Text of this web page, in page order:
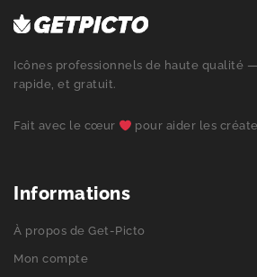
Icônes professionnels de haute qualité
rapide, et gratuit.
Fait avec le cœur pour aider les
Informations
À propos de Get-Picto
Mon compte